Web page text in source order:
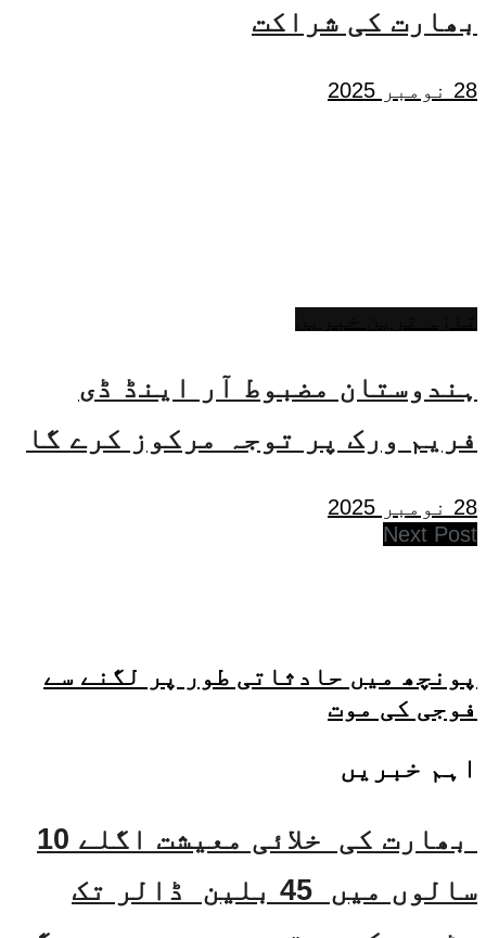
بھارت کی شراکت
28 نومبر 2025
ہندوستان مضبوط آر اینڈ ڈی
فریم ورک پر توجہ مرکوز کرے گا
28 نومبر 2025
Next Post
پونچھ میں حادثاتی طور پر لگنے سے
فوجی کی موت
اہم خبریں
بھارت کی خلائی معیشت اگلے 10
سالوں میں 45 بلین ڈالر تک